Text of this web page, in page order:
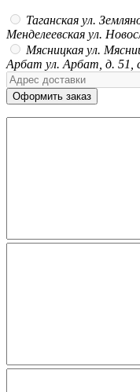
Таганская ул.
Менделеевская ул.
Мясницкая ул.
Арбат ул. Арбат, д. 51,
Оформить заказ